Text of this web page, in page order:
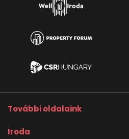
További oldalaink
Iroda